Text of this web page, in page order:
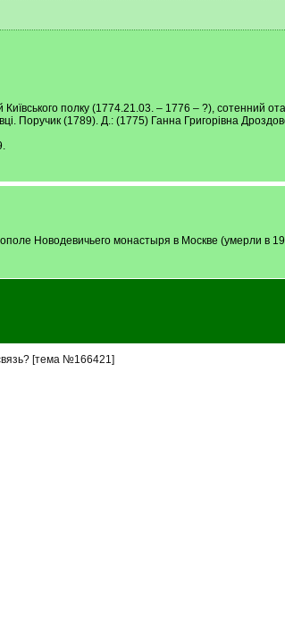
полку (1774.21.03. – 1776 – ?), сотенний
Поручик (1789). Д.: (1775) Ганна Григорівна
Новодевичьего монастыря в Москве (умерли в
[тема №166421]